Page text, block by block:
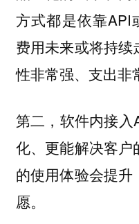
方式都是依靠API
费用未来或将持
性非常强、支出非
第二，软件内接
化、更能解决客
的使用体验会提
愿。